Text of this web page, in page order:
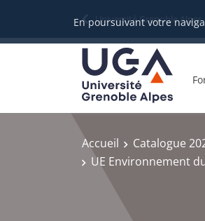
En poursuivant votre
Université Grenoble Alpes
Accueil Catalogue
UE Environnement